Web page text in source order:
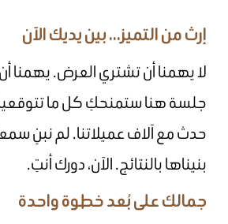
إرث من التميز... بين يديك الآن
لا يهمنا أن تشتري العرض. يهمنا
جلسة هنا ستمنحكِ كل ما
حدث مع آلاف عميلاتنا. لم نبنِ
بنيناها بالنتائج. الآن، دورك أنتِ.
جمالك على بُعد خطوة واحدة